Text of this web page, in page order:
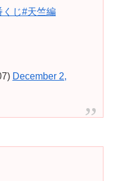
くじ#天竺編
December 2,